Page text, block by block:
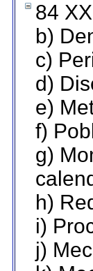
84
b)
c)
d)
e)
f)
g)
h)
i)
j)